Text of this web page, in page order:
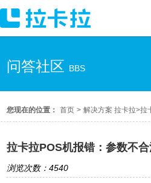
问答社区 BBS
您现在的位置： 首页 > 解决方案 拉卡拉>拉
拉卡拉POS机报错：参数不
浏览次数：4540